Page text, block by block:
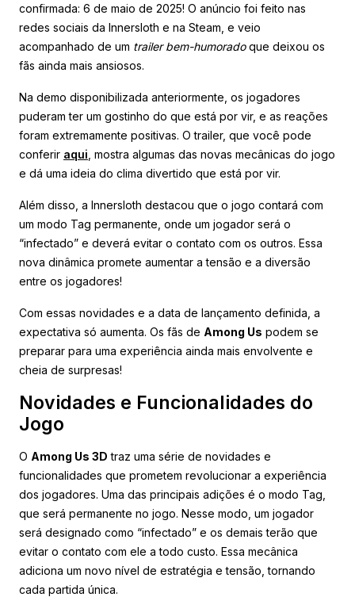
confirmada: 6 de maio de 2025! O anúncio foi feito nas
redes sociais da Innersloth e na Steam, e veio
acompanhado de um trailer bem-humoradoque deixou os
fãs ainda mais ansiosos.
Na demo disponibilizada anteriormente, os jogadores
puderam ter um gostinho do que está por vir, e as reações
foram extremamente positivas. O trailer, que você pode
conferir aqui , mostra algumas das novas mecânicas do jogo
e dá uma ideia do clima divertido que está por vir.
Além disso, a Innersloth destacou que o jogo contará com
um modo Tag permanente, onde um jogador será o
“infectado” e deverá evitar o contato com os outros. Essa
nova dinâmica promete aumentar a tensão e a diversão
entre os jogadores!
Com essas novidades e a data de lançamento definida, a
expectativa só aumenta. Os fãs de Among Us podem se
preparar para uma experiência ainda mais envolvente e
cheia de surpresas!
Novidades e Funcionalidades do
Jogo
O Among Us 3D traz uma série de novidades e
funcionalidades que prometem revolucionar a experiência
dos jogadores. Uma das principais adições é o modo Tag,
que será permanente no jogo. Nesse modo, um jogador
será designado como “infectado” e os demais terão que
evitar o contato com ele a todo custo. Essa mecânica
adiciona um novo nível de estratégia e tensão, tornando
cada partida única.